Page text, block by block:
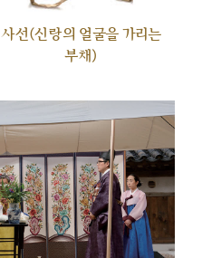
사선(신랑의 얼굴을 가리는
부채)